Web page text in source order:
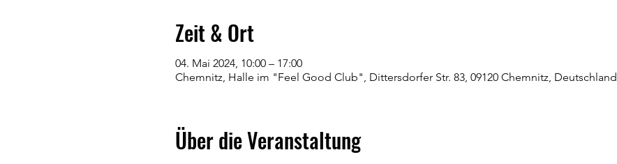
Zeit & Ort
04. Mai 2024, 10:00 – 17:00
Chemnitz, Halle im "Feel Good Club", Dittersdorfer Str. 83, 09120 Chemnitz, Deutschland
Über die Veranstaltung